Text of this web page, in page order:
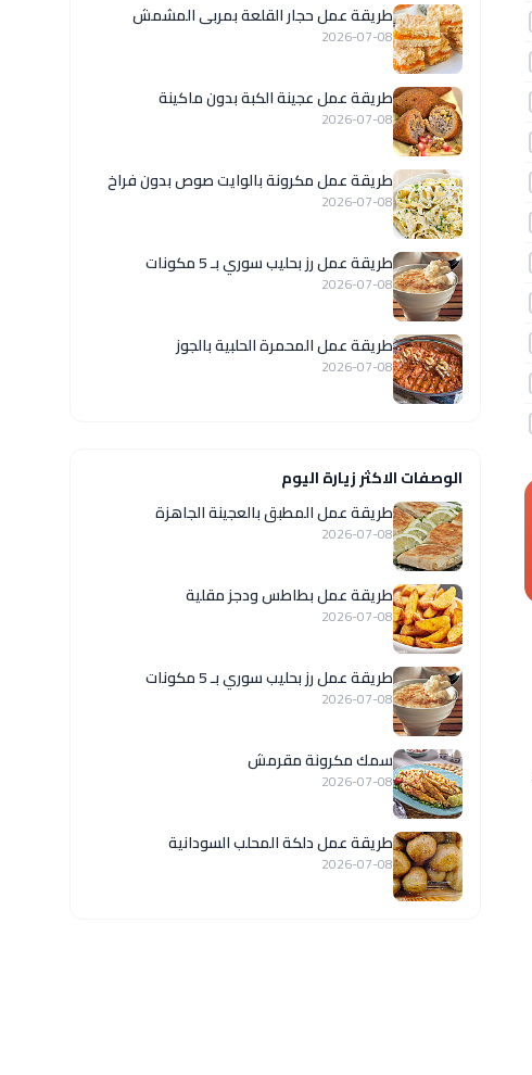
طريقة عمل حجار القلعة بمربى المشمش
2026-07-08
طريقة عمل عجينة الكبة بدون ماكينة
2026-07-08
طريقة عمل مكرونة بالوايت صوص بدون فراخ
2026-07-08
طريقة عمل رز بحليب سوري بـ 5 مكونات
2026-07-08
طريقة عمل المحمرة الحلبية بالجوز
2026-07-08
الوصفات الاكثر زيارة اليوم
طريقة عمل المطبق بالعجينة الجاهزة
2026-07-08
طريقة عمل بطاطس ودجز مقلية
2026-07-08
طريقة عمل رز بحليب سوري بـ 5 مكونات
2026-07-08
سمك مكرونة مقرمش
2026-07-08
طريقة عمل دلكة المحلب السودانية
2026-07-08